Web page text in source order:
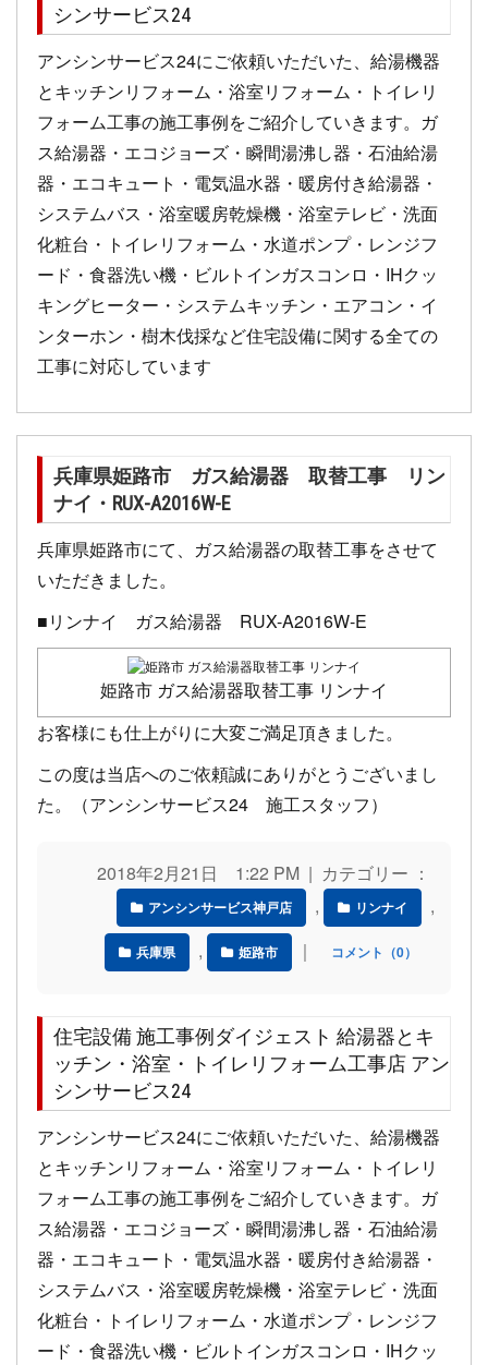
シンサービス24
アンシンサービス24にご依頼いただいた、給湯機器
とキッチンリフォーム・浴室リフォーム・トイレリ
フォーム工事の施工事例をご紹介していきます。ガ
ス給湯器・エコジョーズ・瞬間湯沸し器・石油給湯
器・エコキュート・電気温水器・暖房付き給湯器・
システムバス・浴室暖房乾燥機・浴室テレビ・洗面
化粧台・トイレリフォーム・水道ポンプ・レンジフ
ード・食器洗い機・ビルトインガスコンロ・IHクッ
キングヒーター・システムキッチン・エアコン・イ
ンターホン・樹木伐採など住宅設備に関する全ての
工事に対応しています
兵庫県姫路市 ガス給湯器 取替工事 リン
ナイ・RUX-A2016W-E
兵庫県姫路市にて、ガス給湯器の取替工事をさせて
いただきました。
■リンナイ ガス給湯器 RUX-A2016W-E
姫路市 ガス給湯器取替工事 リンナイ
お客様にも仕上がりに大変ご満足頂きました。
この度は当店へのご依頼誠にありがとうございまし
た。（アンシンサービス24 施工スタッフ）
2018年2月21日 1:22 PM | カテゴリー ：
アンシンサービス神戸店 , リンナイ ,
兵庫県 , 姫路市 ｜ コメント（0）
住宅設備 施工事例ダイジェスト 給湯器とキ
ッチン・浴室・トイレリフォーム工事店 アン
シンサービス24
アンシンサービス24にご依頼いただいた、給湯機器
とキッチンリフォーム・浴室リフォーム・トイレリ
フォーム工事の施工事例をご紹介していきます。ガ
ス給湯器・エコジョーズ・瞬間湯沸し器・石油給湯
器・エコキュート・電気温水器・暖房付き給湯器・
システムバス・浴室暖房乾燥機・浴室テレビ・洗面
化粧台・トイレリフォーム・水道ポンプ・レンジフ
ード・食器洗い機・ビルトインガスコンロ・IHクッ